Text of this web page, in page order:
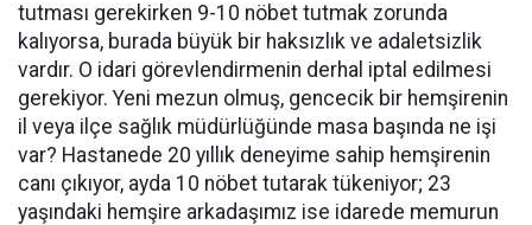
tutması gerekirken 9-10 nöbet tutmak zorunda
kalıyorsa, burada büyük bir haksızlık ve adaletsizlik
vardır. O idari görevlendirmenin derhal iptal edilmesi
gerekiyor. Yeni mezun olmuş, gencecik bir hemşirenin
il veya ilçe sağlık müdürlüğünde masa başında ne işi
var? Hastanede 20 yıllık deneyime sahip hemşirenin
canı çıkıyor, ayda 10 nöbet tutarak tükeniyor; 23
yaşındaki hemşire arkadaşımız ise idarede memurun